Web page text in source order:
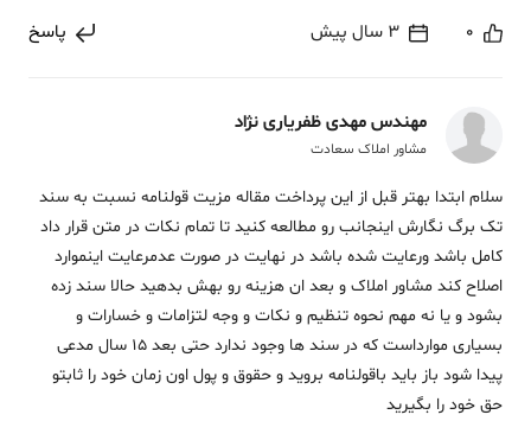
0 3 سال پیش پاسخ
مهندس مهدی ظفریاری نژاد
مشاور املاک سعادت
سلام ابتدا بهتر قبل از این پرداخت مقاله مزیت قولنامه نسبت به سند
تک برگ نگارش اینجانب رو مطالعه کنید تا تمام نکات در متن قرار داد
کامل باشد ورعایت شده باشد در نهایت در صورت عدمرعایت اینموارد
اصلاح کند مشاور املاک و بعد ان هزینه رو بهش بدهید حالا سند زده
بشود و یا نه مهم نحوه تنظیم و نکات و وجه لتزامات و خسارات و
بسیاری موارداست که در سند ها وجود ندارد حتی بعد 15 سال مدعی
پیدا شود باز باید باقولنامه بروید و حقوق و پول اون زمان خود را ثابتو
حق خود را بگیرید